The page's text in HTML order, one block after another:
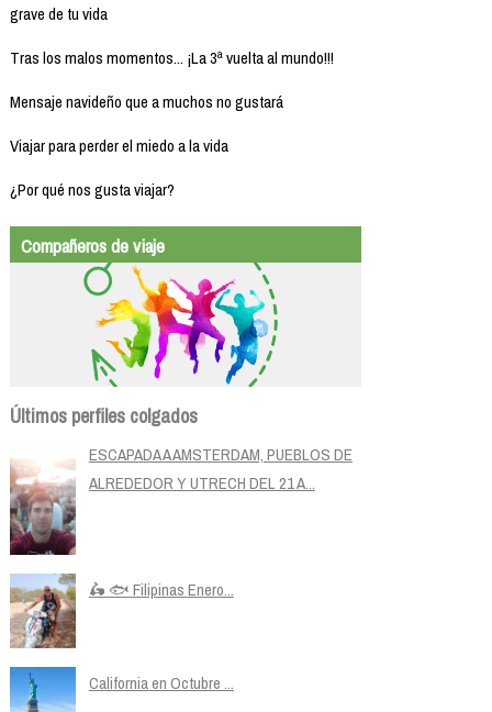
grave de tu vida
Tras los malos momentos... ¡La 3ª vuelta al mundo!!!
Mensaje navideño que a muchos no gustará
Viajar para perder el miedo a la vida
¿Por qué nos gusta viajar?
Compañeros de viaje
Últimos perfiles colgados
ESCAPADA A AMSTERDAM, PUEBLOS DE
ALREDEDOR Y UTRECH DEL 21 A...
🛵 🐟 Filipinas Enero...
California en Octubre ...